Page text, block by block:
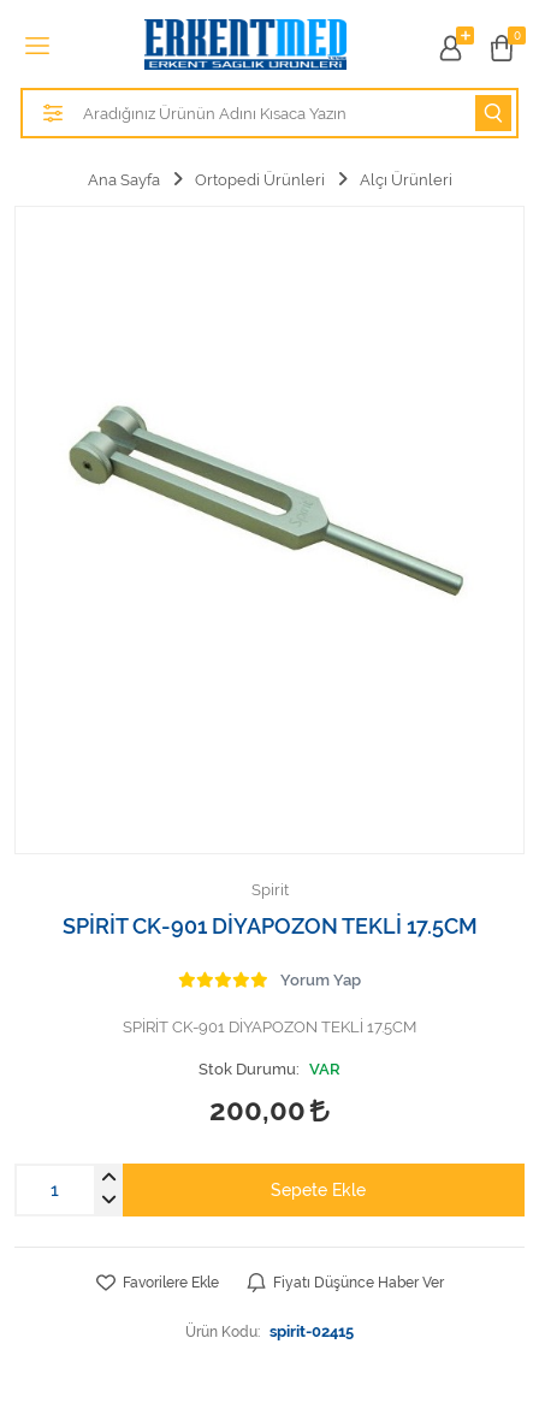
0
Tüm Kategoriler
Alezler
Hastane Mobilyaları
Kişisel Bakım ve Sağlık
Sarf Malzemeleri
Tıbbi Tekstil Ürünleri
Ana Sayfa Ortopedi Ürünleri Alçı Ürünleri
Spirit
SPİRİT CK-901 DİYAPOZON TEKLİ 17.5CM
Yorum Yap
SPİRİT CK-901 DİYAPOZON TEKLİ 17.5CM
Stok Durumu: VAR
200,00
Sepete Ekle
Favorilere Ekle Fiyatı Düşünce Haber Ver
Ürün Kodu: spirit-02415